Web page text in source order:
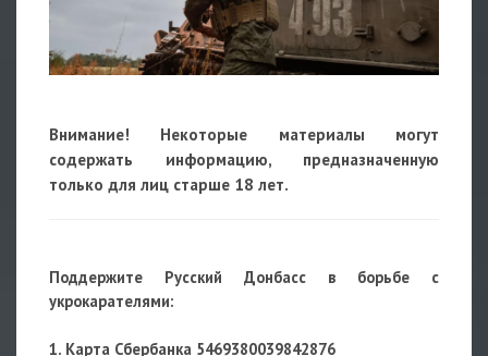
Внимание! Некоторые материалы могут
содержать информацию, предназначенную
только для лиц старше 18 лет.
Поддержите Русский Донбасс в борьбе с
укрокарателями:
1. Карта Сбербанка 5469380039842876